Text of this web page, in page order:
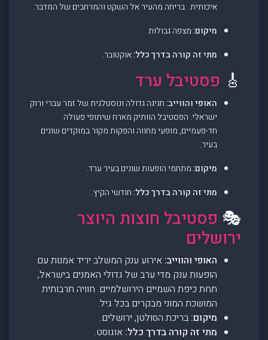
איכותית. בריחה מהעיר אל השקט והמרחבים של המדבר.
מיקום:מצפה גבולות
מתי זה קורה בדרך כלל:אוקטובר.
🎸 פסטיבל ערד
האופי והווייב:חגיגה גדולה ונוסטלגית של זמר עברי ורוק
ישראלי. הפסטיבל הוותיק מארח שיתופי פעולה
חד-פעמיים, מופעי מחווה והפקות מקור במוקדים שונים
בעיר.
מיקום:מתחמי הופעות שונים בעיר ערד.
מתי זה קורה בדרך כלל:חודשי הקיץ.
🎭 פסטיבל חוצות היוצר
ירושלים
האופי והווייב: אירוע ענק המשלב יריד אמנות עם
הופעות ענק מדי ערב של גדולי האמנים בישראל,
תחת כיפת השמיים הירושלמיים. חוויה תרבותית
המושכת המוני מבקרים בכל גיל.
מיקום: בריכת הסולטן, ירושלים.
מתי זה קורה בדרך כלל: אוגוסט.